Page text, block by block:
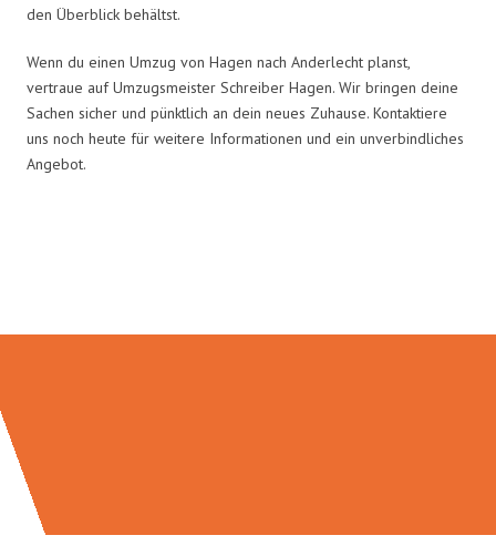
den Überblick behältst.
Wenn du einen Umzug von Hagen nach Anderlecht planst,
vertraue auf Umzugsmeister Schreiber Hagen. Wir bringen deine
Sachen sicher und pünktlich an dein neues Zuhause. Kontaktiere
uns noch heute für weitere Informationen und ein unverbindliches
Angebot.